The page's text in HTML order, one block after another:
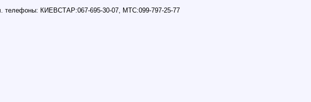
КИЕВСТАР:067-695-30-07, МТС:099-797-25-77